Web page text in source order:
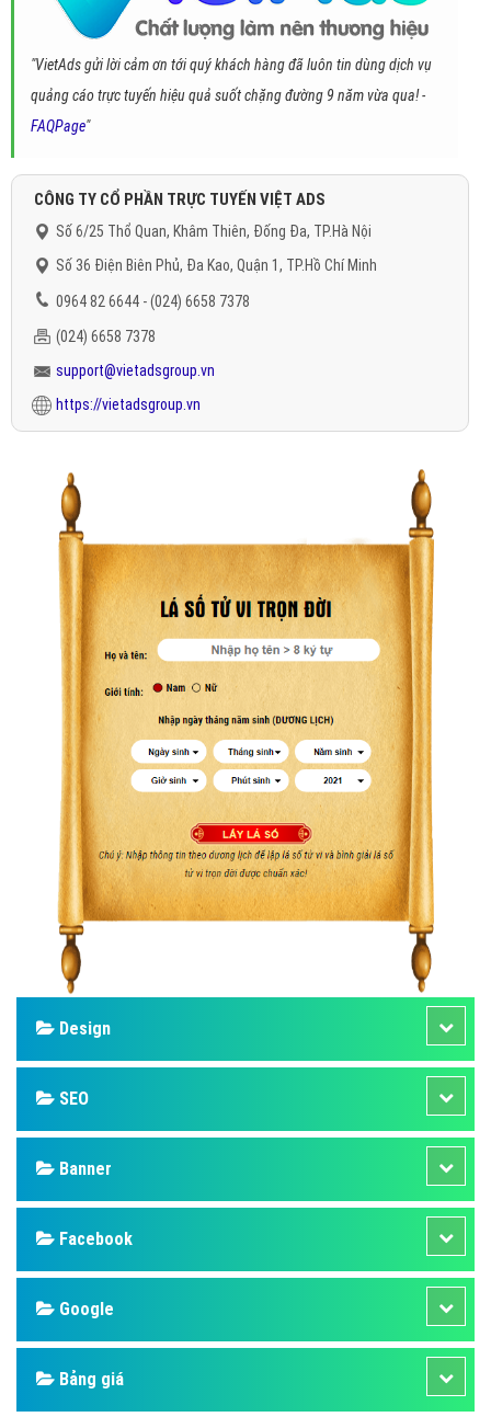
"VietAds gửi lời cảm ơn tới quý khách hàng đã luôn tin dùng dịch vụ
quảng cáo trực tuyến hiệu quả suốt chặng đường 9 năm vừa qua! -
FAQPage"
CÔNG TY CỔ PHẦN TRỰC TUYẾN VIỆT ADS
Số 6/25 Thổ Quan, Khâm Thiên, Đống Đa, TP.Hà Nội
Số 36 Điện Biên Phủ, Đa Kao, Quận 1, TP.Hồ Chí Minh
0964 82 6644 - (024) 6658 7378
(024) 6658 7378
support@vietadsgroup.vn
https://vietadsgroup.vn
Design
SEO
Banner
Facebook
Google
Bảng giá